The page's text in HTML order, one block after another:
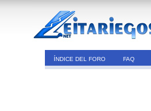
ÍNDICE DEL FORO FAQ